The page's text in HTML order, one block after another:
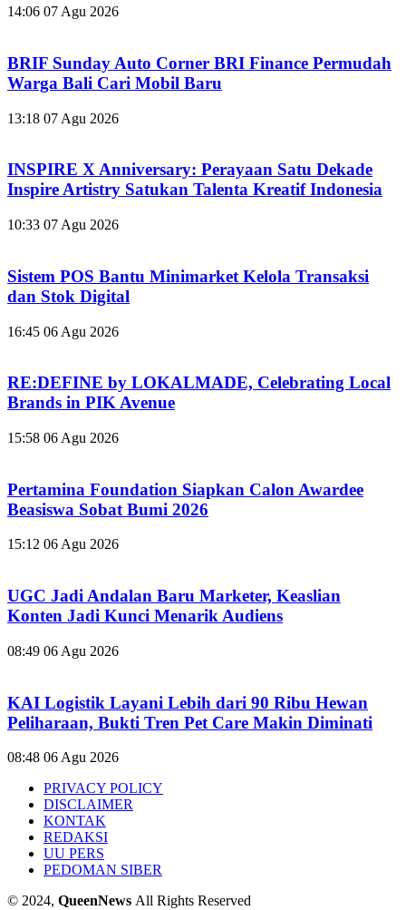
14:06 07 Agu 2026
BRIF Sunday Auto Corner BRI Finance Permudah
Warga Bali Cari Mobil Baru
13:18 07 Agu 2026
INSPIRE X Anniversary: Perayaan Satu Dekade
Inspire Artistry Satukan Talenta Kreatif Indonesia
10:33 07 Agu 2026
Sistem POS Bantu Minimarket Kelola Transaksi
dan Stok Digital
16:45 06 Agu 2026
RE:DEFINE by LOKALMADE, Celebrating Local
Brands in PIK Avenue
15:58 06 Agu 2026
Pertamina Foundation Siapkan Calon Awardee
Beasiswa Sobat Bumi 2026
15:12 06 Agu 2026
UGC Jadi Andalan Baru Marketer, Keaslian
Konten Jadi Kunci Menarik Audiens
08:49 06 Agu 2026
KAI Logistik Layani Lebih dari 90 Ribu Hewan
Peliharaan, Bukti Tren Pet Care Makin Diminati
08:48 06 Agu 2026
PRIVACY POLICY
DISCLAIMER
KONTAK
REDAKSI
UU PERS
PEDOMAN SIBER
© 2024, QueenNews All Rights Reserved